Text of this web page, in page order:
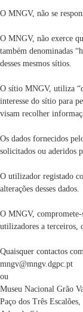
O MNGV, não se
O MNGV, não exerce
também denominadas
desses mesmos sítios.
O sítio MNGV, utiliza
interesse do sítio para
visam recolher
Os dados fornecidos
solicitados ou aderidos
O utilizador registado
alterações desses dados.
O MNGV, compromete-
utilizadores a terceiros,
Quaisquer contactos
mngv@mngv.dgpc.pt
ou
Museu Nacional Grão
Paço dos Três Escalões,